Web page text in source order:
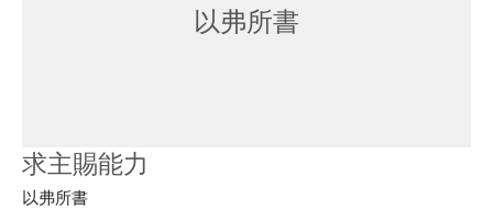
以弗所書
求主賜能力
以弗所書